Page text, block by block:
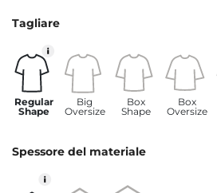
Tagliare
Regular
Shape
Big
Oversize
Box
Shape
Box
Oversize
Spessore del materiale